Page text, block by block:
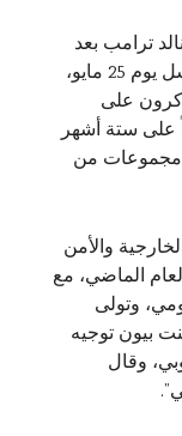
ترامب بعد
أقل من ثلاثة أسابيع في قمة الناتو ببروكسل يوم 25 مايو،
على
على ستة أشهر
مجموعات من
والأمن
العام الماضي، مع
وتولى
بيون توجيه
وقال